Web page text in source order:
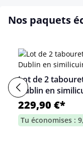
Nos paquets
Lot de 2
Dublin en
229,90 €*
Tu économises :